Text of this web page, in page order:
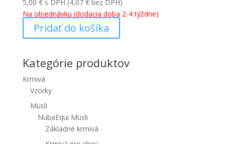
5,00 € s DPH (4,07 €bez DPH)
Na objednávku (dodacia doba 2-4 týždne)
Pridať do košíka
Kategórie produktov
Krmivá
Vzorky
Müsli
NubaEqui Müsli
Základné krmivá